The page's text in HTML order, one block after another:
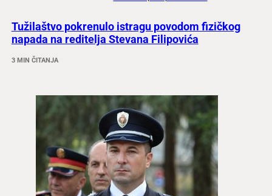
Tužilaštvo pokrenulo istragu povodom fizičkog
napada na reditelja Stevana Filipovića
3 MIN ČITANJA